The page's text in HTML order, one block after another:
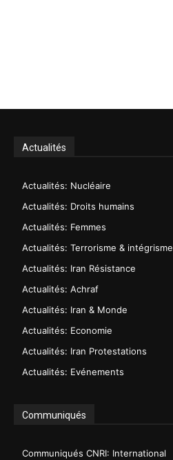
Actualités
Actualités: Nucléaire
Actualités: Droits humains
Actualités: Femmes
Actualités: Terrorisme & intégrisme
Actualités: Iran Résistance
Actualités: Achraf
Actualités: Iran & Monde
Actualités: Economie
Actualités: Iran Protestations
Actualités: Evénements
Communiqués
Communiqués CNRI: International